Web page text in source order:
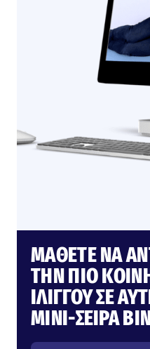
ΜΆΘΕΤΕ ΝΑ
ΤΗΝ ΠΙΟ
ΙΛΊΓΓΟΥ ΣΕ
ΜΊΝΙ-ΣΕΙΡΆ